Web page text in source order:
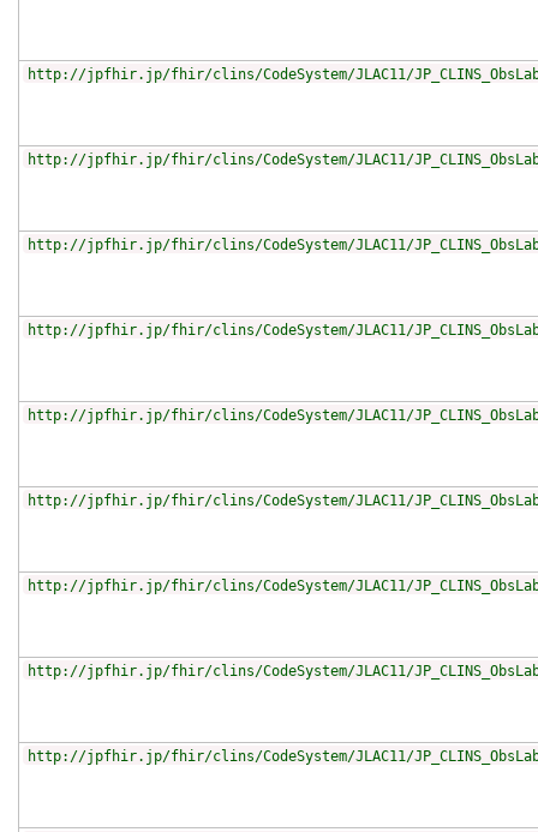
http://jpfhir.jp/fhir/clins/CodeSystem/JLAC11/
http://jpfhir.jp/fhir/clins/CodeSystem/JLAC11/
http://jpfhir.jp/fhir/clins/CodeSystem/JLAC11/
http://jpfhir.jp/fhir/clins/CodeSystem/JLAC11/
http://jpfhir.jp/fhir/clins/CodeSystem/JLAC11/
http://jpfhir.jp/fhir/clins/CodeSystem/JLAC11/
http://jpfhir.jp/fhir/clins/CodeSystem/JLAC11/
http://jpfhir.jp/fhir/clins/CodeSystem/JLAC11/
http://jpfhir.jp/fhir/clins/CodeSystem/JLAC11/